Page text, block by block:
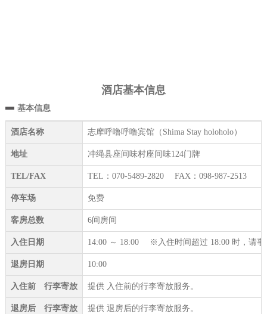
酒店基本信息
基本信息
酒店名称 志摩呼噜呼噜宾馆（Shima Stay holoholo）
地址 冲绳县座间味村座间味124门牌
TEL/FAX TEL：070-5489-2820 FAX：098-987-2513
停车场 免费
客房总数 6间房间
入住日期 14:00 ～ 18:00 ※入住时间超过 18:00 时，请事
退房日期 10:00
入住前 行李寄放 提供 入住前的行李寄放服务。
退房后 行李寄放 提供 退房后的行李寄放服务。